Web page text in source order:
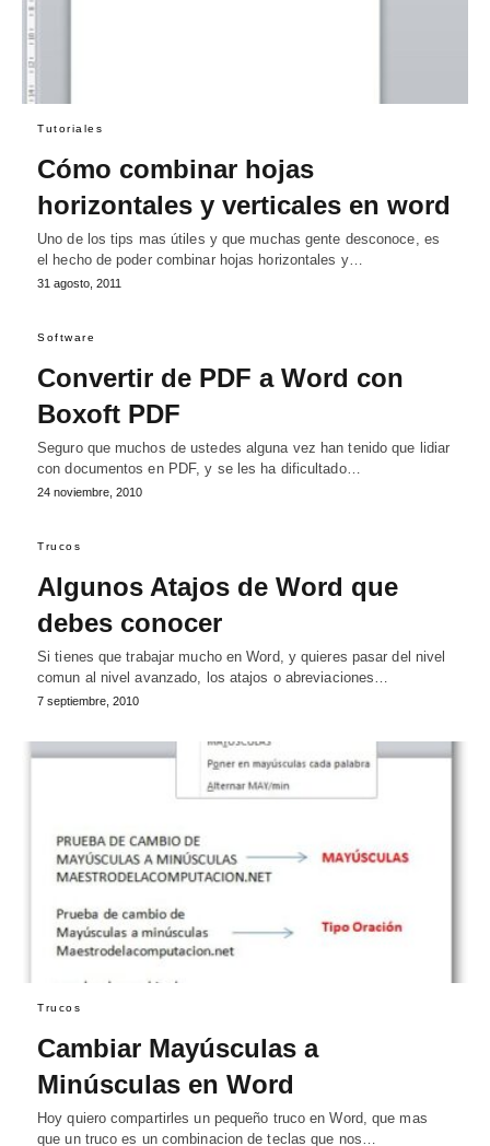
Tutoriales
Cómo combinar hojas
horizontales y verticales en word
Uno de los tips mas útiles y que muchas gente desconoce, es
el hecho de poder combinar hojas horizontales y…
31 agosto, 2011
Software
Convertir de PDF a Word con
Boxoft PDF
Seguro que muchos de ustedes alguna vez han tenido que lidiar
con documentos en PDF, y se les ha dificultado…
24 noviembre, 2010
Trucos
Algunos Atajos de Word que
debes conocer
Si tienes que trabajar mucho en Word, y quieres pasar del nivel
comun al nivel avanzado, los atajos o abreviaciones…
7 septiembre, 2010
Trucos
Cambiar Mayúsculas a
Minúsculas en Word
Hoy quiero compartirles un pequeño truco en Word, que mas
que un truco es un combinacion de teclas que nos…